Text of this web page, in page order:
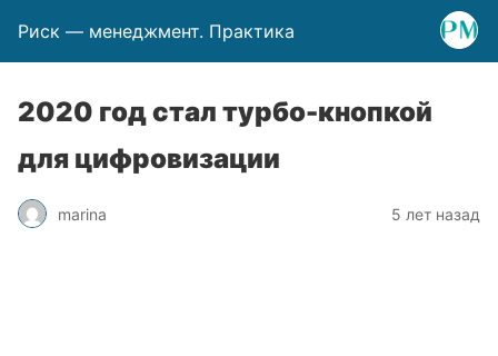
Риск — менеджмент. Практика
2020 год стал турбо-кнопкой
для цифровизации
marina 5 лет назад